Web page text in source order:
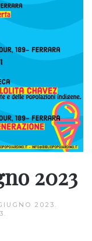
2023
2023 .
.